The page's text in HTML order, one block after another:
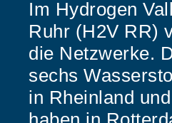
Im Hydrogen
Ruhr (H2V RR)
die Netzwerke.
sechs
in Rheinland